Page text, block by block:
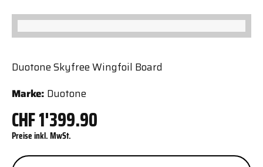
Duotone Skyfree Wingfoil Board
Marke: Duotone
CHF1'399.90
Preise inkl. MwSt.